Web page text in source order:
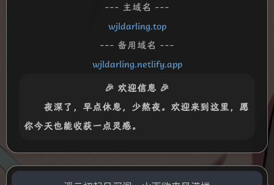
--- 主域名 ---
wjldarling.top
--- 备用域名 ---
wjldarling.netlify.app
🎉 欢迎信息 🎉
夜深了，早点休息，少熬夜。欢迎来到这里，愿
你今天也能收获一点灵感。